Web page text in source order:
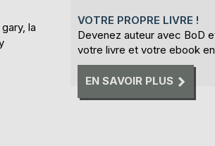
la
VOTRE PROPRE LIVRE !
Devenez auteur avec BoD
votre livre et votre ebook
EN SAVOIR PLUS